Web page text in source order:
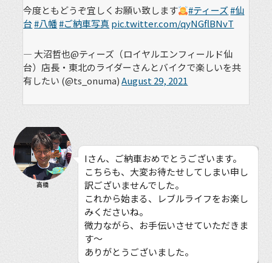
今度ともどうぞ宜しくお願い致します #ティーズ#仙
台#八幡#ご納車写真pic.twitter.com/qyNGflBNvT
— 大沼哲也@ティーズ（ロイヤルエンフィールド仙
台）店長・東北のライダーさんとバイクで楽しいを共
有したい (@ts_onuma)August 29, 2021
高橋
Iさん、ご納車おめでとうございます。
こちらも、大変お待たせしてしまい申し
訳ございませんでした。
これから始まる、レブルライフをお楽し
みくださいね。
微力ながら、お手伝いさせていただきま
す〜
ありがとうございました。